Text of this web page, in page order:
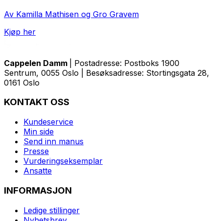
Av Kamilla Mathisen og Gro Gravem
Kjøp her
Cappelen Damm
| Postadresse: Postboks 1900
Sentrum, 0055 Oslo | Besøksadresse: Stortingsgata 28,
0161 Oslo
KONTAKT OSS
Kundeservice
Min side
Send inn manus
Presse
Vurderingseksemplar
Ansatte
INFORMASJON
Ledige stillinger